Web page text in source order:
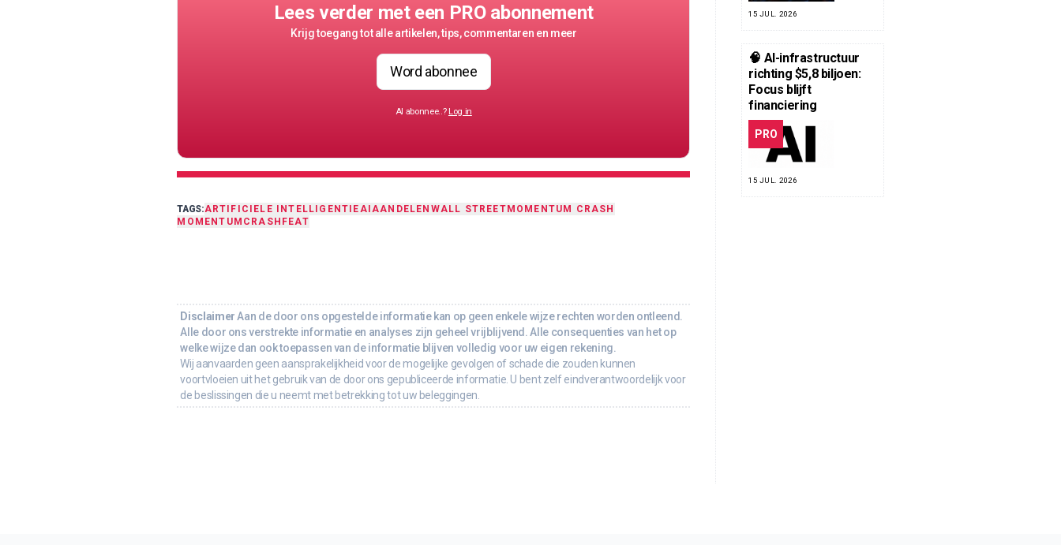
Lees verder met een PRO abonnement
Krijg toegang tot alle artikelen, tips, commentaren en meer
Word abonnee
Al abonnee..? Log in
TAGS:ARTIFICIELE INTELLIGENTIE AI AANDELEN WALL STREETMOMENTUM CRASH
MOMENTUMCRASH FEAT
Disclaimer Aan de door ons opgestelde informatie kan op geen enkele wijze rechten worden ontleend.
Alle door ons verstrekte informatie en analyses zijn geheel vrijblijvend. Alle consequenties van het op
welke wijze dan ook toepassen van de informatie blijven volledig voor uw eigen rekening.
Wij aanvaarden geen aansprakelijkheid voor de mogelijke gevolgen of schade die zouden kunnen
voortvloeien uit het gebruik van de door ons gepubliceerde informatie. U bent zelf eindverantwoordelijk voor
de beslissingen die u neemt met betrekking tot uw beleggingen.
15 JUL. 2026
🧠 AI-infrastructuur
richting $5,8 biljoen:
Focus blijft
financiering
PRO
15 JUL. 2026